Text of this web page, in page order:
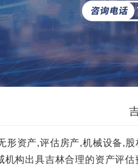
形资产,评估房产,机械设备,
构出具吉林合理的资产评估